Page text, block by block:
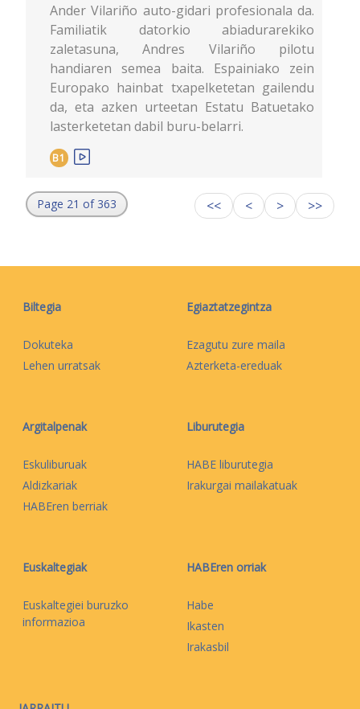
Ander Vilariño auto-gidari profesionala da.
Familiatik datorkio abiadurarekiko
zaletasuna, Andres Vilariño pilotu
handiaren semea baita. Espainiako zein
Europako hainbat txapelketetan gailendu
da, eta azken urteetan Estatu Batuetako
lasterketetan dabil buru-belarri.
B1
Page 21 of 363 << < > >>
Biltegia
Dokuteka
Lehen urratsak
Egiaztatzegintza
Ezagutu zure maila
Azterketa-ereduak
Argitalpenak
Eskuliburuak
Aldizkariak
HABEren berriak
Liburutegia
HABE liburutegia
Irakurgai mailakatuak
Euskaltegiak
Euskaltegiei buruzko
informazioa
HABEren orriak
Habe
Ikasten
Irakasbil